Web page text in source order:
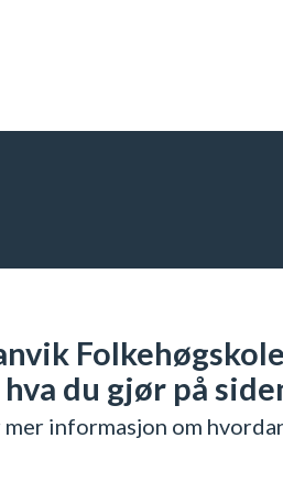
hva du gjør på
mer informasjon om
Everyday